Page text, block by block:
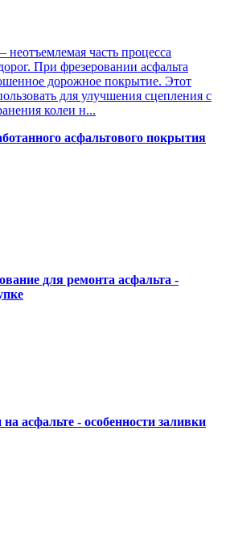
часть процесса
При фрезеровании асфальта
дорожное покрытие. Этот
для улучшения сцепления с
колеи н...
асфальтового покрытия
для ремонта асфальта -
асфальте - особенности заливки